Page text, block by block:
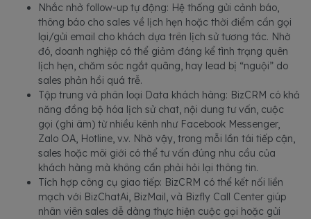
Nhắc nhở follow-up tự động: Hệ thống gửi cảnh báo,
thông báo cho sales về lịch hẹn hoặc thời điểm cần gọi
lại/gửi email cho khách dựa trên lịch sử tương tác. Nhờ
đó, doanh nghiệp có thể giảm đáng kể tình trạng quên
lịch hẹn, chăm sóc ngắt quãng, hay lead bị “nguội” do
sales phản hồi quá trễ.
Tập trung và phân loại Data khách hàng: BizCRM có khả
năng đồng bộ hóa lịch sử chat, nội dung tư vấn, cuộc
gọi (ghi âm) từ nhiều kênh như Facebook Messenger,
Zalo OA, Hotline, v.v. Nhờ vậy, trong mỗi lần tái tiếp cận,
sales hoặc môi giới có thể tư vấn đúng nhu cầu của
khách hàng mà không cần phải hỏi lại thông tin.
Tích hợp công cụ giao tiếp: BizCRM có thể kết nối liền
mạch với BizChatAi, BizMail, và Bizfly Call Center giúp
nhân viên sales dễ dàng thực hiện cuộc gọi hoặc gửi